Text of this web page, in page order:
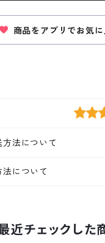
商品をアプリでお気に
法について
法について
近チェックした